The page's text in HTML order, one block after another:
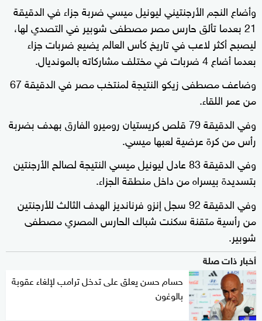
وأضاع النجم الأرجنتيني ليونيل ميسي ضربة جزاء في الدقيقة
21 بعدما تألق حارس مصر مصطفى شوبير في التصدي لها،
ليصبح أكثر لاعب في تاريخ كأس العالم يضيع ضربات جزاء
بعدما أضاع 4 ضربات في مختلف مشاركاته بالمونديال.
وضاعف مصطفى زيكو النتيجة لمنتخب مصر في الدقيقة 67
من عمر اللقاء.
وفي الدقيقة 79 قلص كريستيان روميرو الفارق بهدف بضربة
رأس من كرة عرضية لعبها ميسي.
وفي الدقيقة 83 عادل ليونيل ميسي النتيجة لصالح الأرجنتين
بتسديدة بيسراه من داخل منطقة الجزاء.
وفي الدقيقة 92 سجل إنزو فرنانديز الهدف الثالث للأرجنتين
من رأسية متقنة سكنت شباك الحارس المصري مصطفى
شوبير.
أخبار ذات صلة
حسام حسن يعلق على تدخل ترامب لإلغاء عقوبة
بالوغون